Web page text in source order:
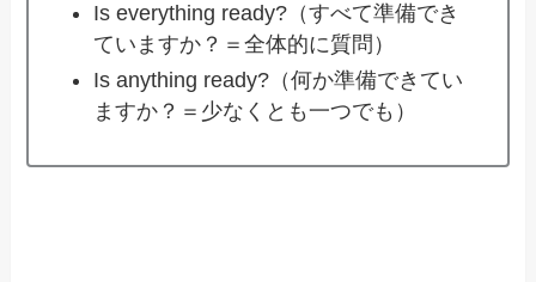
Is everything ready?（すべて準備でき
ていますか？＝全体的に質問）
Is anything ready?（何か準備できてい
ますか？＝少なくとも一つでも）